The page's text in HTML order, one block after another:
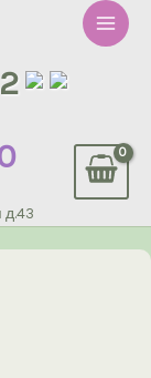
Main